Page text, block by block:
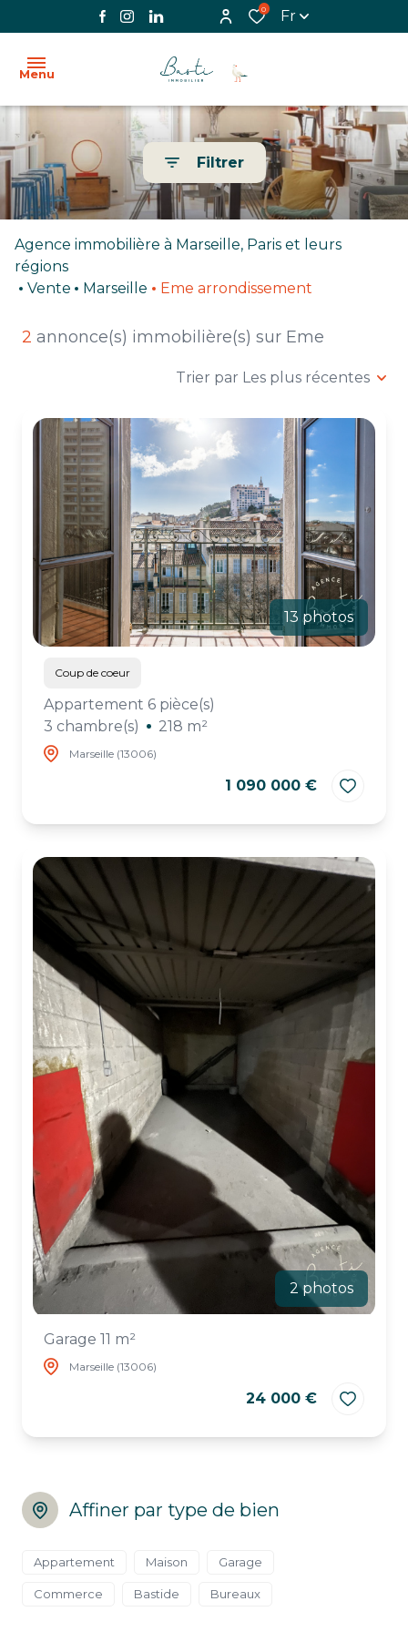
0 Fr
Menu
ACCUEIL
L'AGENCE
LOCATION
VENDUS
ESTIMATION
CHASSE
IMMO
Filtrer
Agence immobilière à Marseille, Paris et leurs
régions
Vente
Marseille Eme arrondissement
2 annonce(s) immobilière(s) sur Eme
Trier par Les plus récentes
13 photos
Coup de coeur
Appartement 6 pièce(s)
3 chambre(s)
218 m²
Marseille (13006)
1 090 000 €
2 photos
Garage 11 m²
Marseille (13006)
24 000 €
Affiner par type de bien
Appartement Maison Garage
Commerce Bastide Bureaux